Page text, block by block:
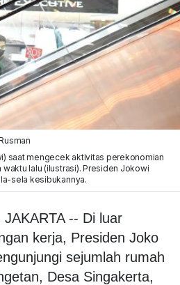
saat mengecek aktivitas perekonomian
lalu (ilustrasi). Presiden Jokowi
sela kesibukannya.
-- Di luar
kerja, Presiden Joko
sejumlah rumah
Desa Singakerta,